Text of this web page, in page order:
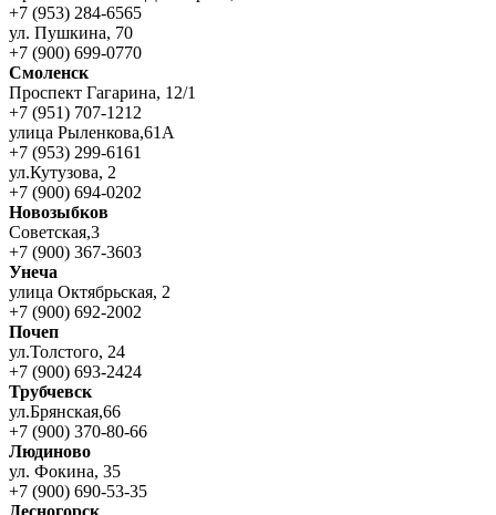
+7 (953) 284-6565
ул. Пушкина, 70
+7 (900) 699-0770
Смоленск
Проспект Гагарина, 12/1
+7 (951) 707-1212
улица Рыленкова,61А
+7 (953) 299-6161
ул.Кутузова, 2
+7 (900) 694-0202
Новозыбков
Советская,3
+7 (900) 367-3603
Унеча
улица Октябрьская, 2
+7 (900) 692-2002
Почеп
ул.Толстого, 24
+7 (900) 693-2424
Трубчевск
ул.Брянская,66
+7 (900) 370-80-66
Людиново
ул. Фокина, 35
+7 (900) 690-53-35